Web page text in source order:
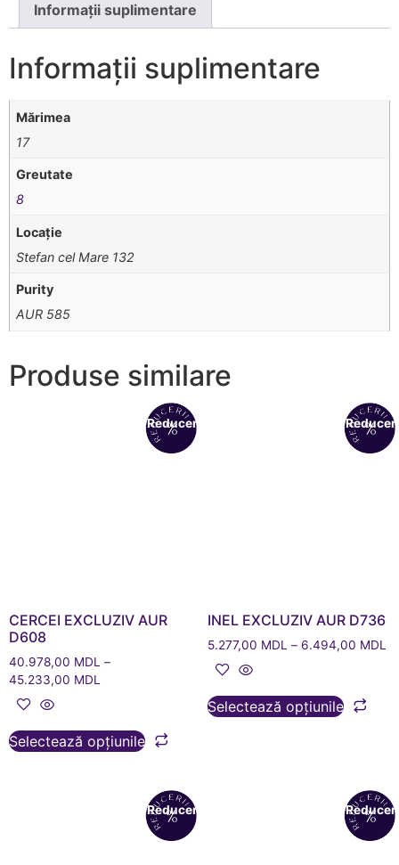
Informații suplimentare
Informații suplimentare
Mărimea
17
Greutate
8
Locație
Stefan cel Mare 132
Purity
AUR 585
Produse similare
Reduceri!
CERCEI EXCLUZIV AUR
D608
40.978,00 MDL –
45.233,00 MDL
Selectează opțiunile
INEL EXCLUZIV AUR D736
5.277,00 MDL – 6.494,00 MDL
Selectează opțiunile
Reduceri!